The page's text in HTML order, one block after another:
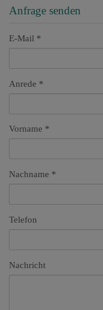
Anfrage senden
E-Mail
Anrede
Vorname
Nachname
Telefon
Nachricht